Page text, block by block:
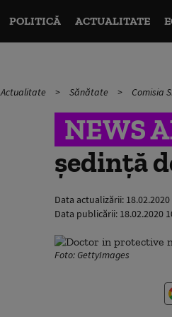
POLITICĂ ACTUALITATE
Actualitate Sănătate Comisia
NEWS
ședință
Data actualizării:
Data publicării: 18.02.2020
Foto: GettyImages